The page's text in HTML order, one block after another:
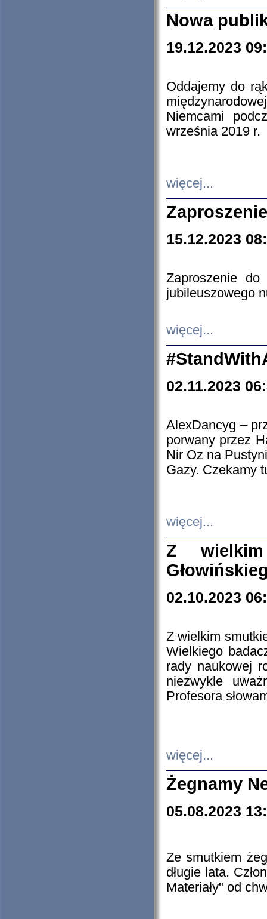
Nowa
19.12.2023
Oddajemy do
Niemcami
września 2019 r.
więcej...
15.12.2023
Zaproszenie do
jubileuszowego
więcej...
02.11.2023
AlexDancyg –
porwany przez
Nir Oz na
Gazy. Czekamy
więcej...
Z
02.10.2023
Z wielkim
Wielkiego
rady naukowej
niezwykle
Profesora
więcej...
Żegnamy
05.08.2023
Ze smutkiem
długie lata.
Materiały" od